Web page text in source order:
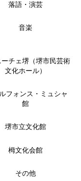
落語・演芸
音楽
ーチェ堺（堺市民芸術
文化ホール）
フォンス・ミュシャ
館
堺市立文化館
栂文化会館
その他